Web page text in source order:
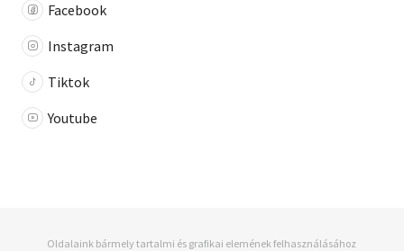
Facebook
Instagram
Tiktok
Youtube
Oldalaink bármely tartalmi és grafikai elemének felhasználásához